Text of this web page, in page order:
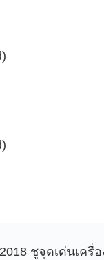
ชูจุดเด่นเครื่